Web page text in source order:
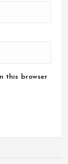
this browser